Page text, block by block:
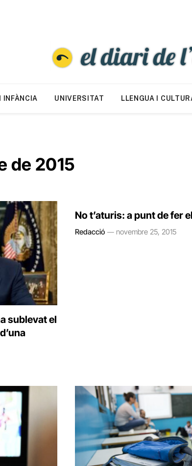
INFÀNCIA UNIVERSITAT LLENGUA I
de 2015
sublevat el
No t’aturis: a punt de fer
Redacció novembre 25, 2015